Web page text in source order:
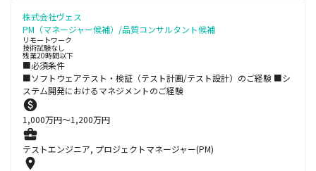
株式会社ヴェス
PM（マネージャー候補）/品質コンサルタント候補
リモートワーク
技術試験なし
残業20時間以下
■必須条件
■ソフトウェアテスト・検証（テスト計画/テスト設計）のご経験 ■シ
ステム開発におけるマネジメントのご経験
1,000万円〜1,200万円
テストエンジニア, プロジェクトマネージャー(PM)